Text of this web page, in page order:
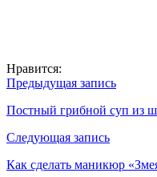
Нравится:
Навигация
по
записям
Предыдущая запись
Постный грибной суп из
Следующая запись
Как сделать маникюр